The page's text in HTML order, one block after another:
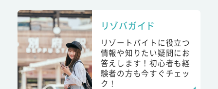
リゾバガイド
リゾートバイトに役立つ
情報や知りたい疑問にお
答えします！初心者も経
験者の方も今すぐチェッ
ク！